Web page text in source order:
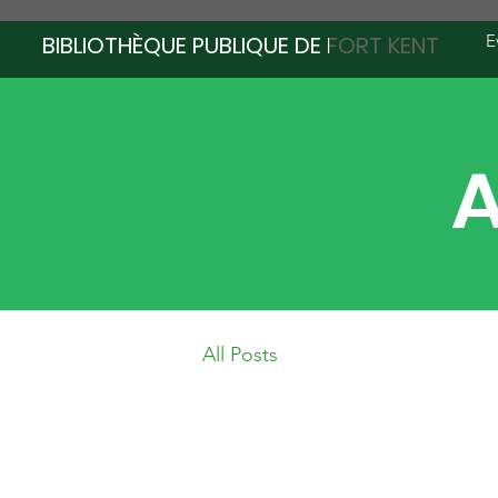
BIBLIOTHÈQUE PUBLIQUE DE FORT KENT
All Posts